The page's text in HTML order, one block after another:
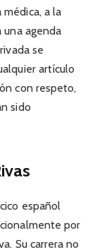
a la
una agenda
se
artículo
con respeto,
sido
español
por
Su carrera no